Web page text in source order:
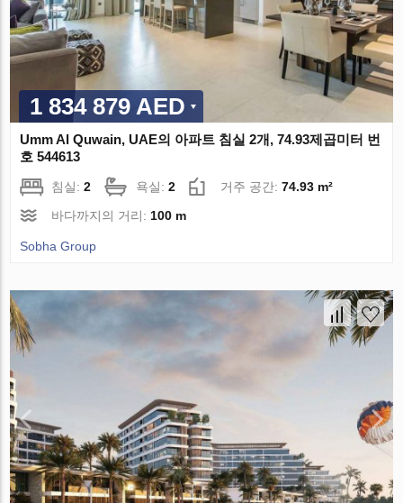
1 834 879 AED
Umm Al Quwain, UAE의 아파트 침실 2개, 74.93제곱미터 번
호 544613
침실:2 욕실:2 거주 공간:74.93 m²
바다까지의 거리:100 m
Sobha Group